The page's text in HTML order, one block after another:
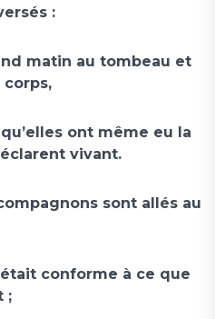
:
matin au tombeau et
corps,
ont même eu la
vivant.
sont allés au
conforme à ce que
;